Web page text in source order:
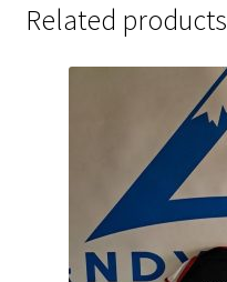
Related products